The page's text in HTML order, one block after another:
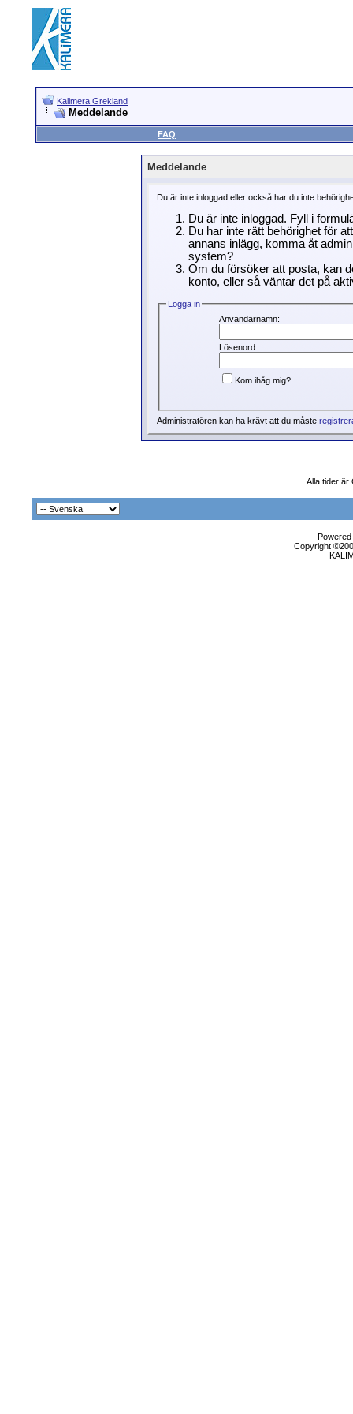
Kalimera Grekland
Meddelande
FAQ
Meddelande
Du är inte inloggad eller också har du inte
Du är inte inloggad. Fyll i
Du har inte rätt behörighet för
annans inlägg, komma åt
system?
Om du försöker att posta, kan
konto, eller så väntar det på
Logga in
Användarnamn:
Lösenord:
Kom ihåg mig?
Administratören kan ha krävt att du måste
Alla tider är
Copyright